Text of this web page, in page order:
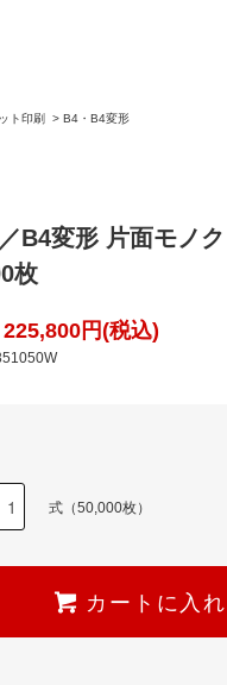
ト印刷 > B4・B4変形
B4変形 片面モノ
枚
円(税込)
式（50,000枚）
カートに入